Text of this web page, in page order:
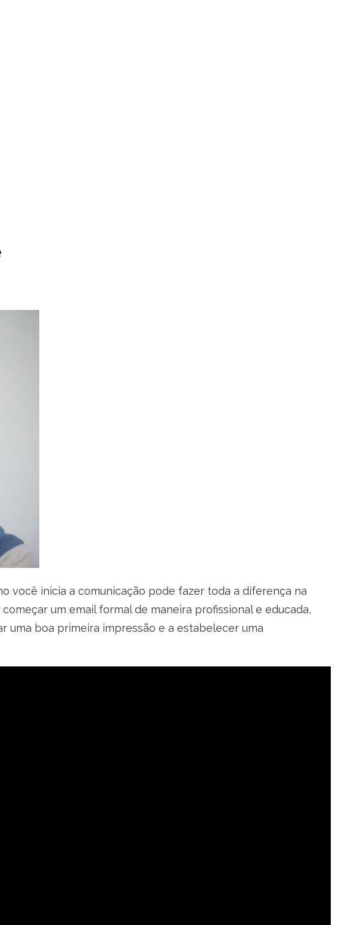
você inicia a comunicação pode fazer toda a diferença na
um email formal de maneira profissional e educada,
uma boa primeira impressão e a estabelecer uma